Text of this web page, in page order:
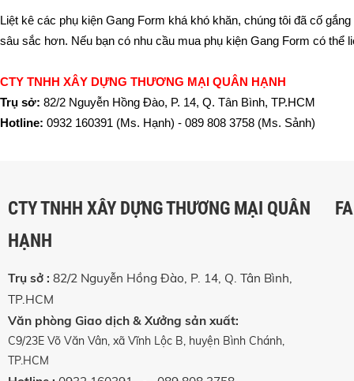
Liệt kê các phụ kiện Gang Form khá khó khăn, chúng tôi đã cố
sâu sắc hơn. Nếu bạn có nhu cầu mua phụ kiện Gang Form có thể
CTY TNHH XÂY DỰNG THƯƠNG MẠI QUÂN HẠNH
Trụ sở: 82/2 Nguyễn Hồng Đào, P. 14, Q. Tân Bình, TP.HCM
Hotline: 0932 160391 (Ms. Hạnh) - 089 808 3758 (Ms. Sảnh)
CTY TNHH XÂY DỰNG THƯƠNG MẠI QUÂN
HẠNH
Trụ sở : 82/2 Nguyễn Hồng Đào, P. 14, Q. Tân Bình,
TP.HCM
Văn phòng Giao dịch & Xưởng sản xuất:
C9/23E Võ Văn Vân, xã Vĩnh Lộc B, huyện Bình Chánh,
TP.HCM